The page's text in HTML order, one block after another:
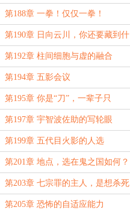
第188章 一拳！仅仅一拳！
第190章 日向云川，你还要藏到什
么时候？
第192章 柱间细胞与虚的融合
第194章 五影会议
第195章 你是“刀”，一辈子只
是“刀”
第197章 宇智波佐助的写轮眼
第199章 五代目火影的人选
第201章 地点，选在鬼之国如何？
第203章 七宗罪的主人，是想杀死
神明
第205章 恐怖的自适应能力